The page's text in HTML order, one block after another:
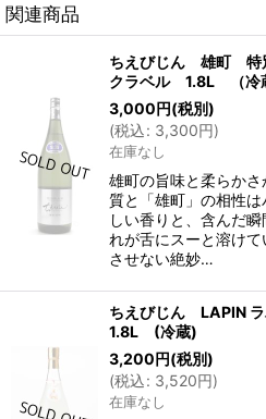
関連商品
ちえびじん 雄町 特
クラベル 1.8L （冷
3,000円(税別)
(税込: 3,300円)
在庫なし
雄町の旨味と柔らか
質と「雄町」の相性
しい香りと、含んだ
れが舌にスーと溶け
させない絶妙…
ちえびじん LAPIN
1.8L (冷蔵)
3,200円(税別)
(税込: 3,520円)
在庫なし